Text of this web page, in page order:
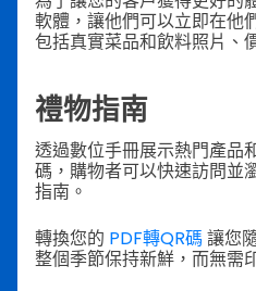
軟體，讓他們可以立即在他
包括真實菜品和飲料照片、
禮物指南
透過數位手冊展示熱門產品
碼，購物者可以快速訪問並
指南。
轉換您的 PDF轉QR碼 讓您
整個季節保持新鮮，而無需